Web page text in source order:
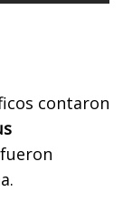
contaron